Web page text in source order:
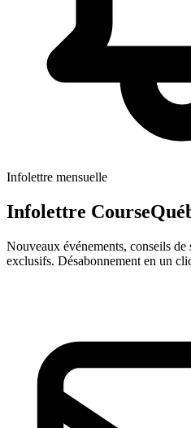
Infolettre mensuelle
Infolettre
Nouveaux événements, conseils de
exclusifs. Désabonnement en un